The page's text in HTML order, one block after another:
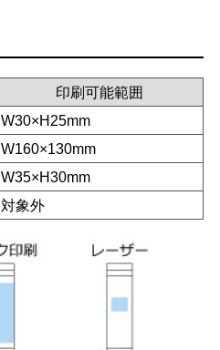
印刷可能範囲
W30×H25mm
W160×130mm
W35×H30mm
対象外